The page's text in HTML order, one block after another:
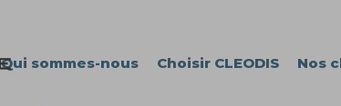
Qui sommes-nous Choisir CLEODIS Nos